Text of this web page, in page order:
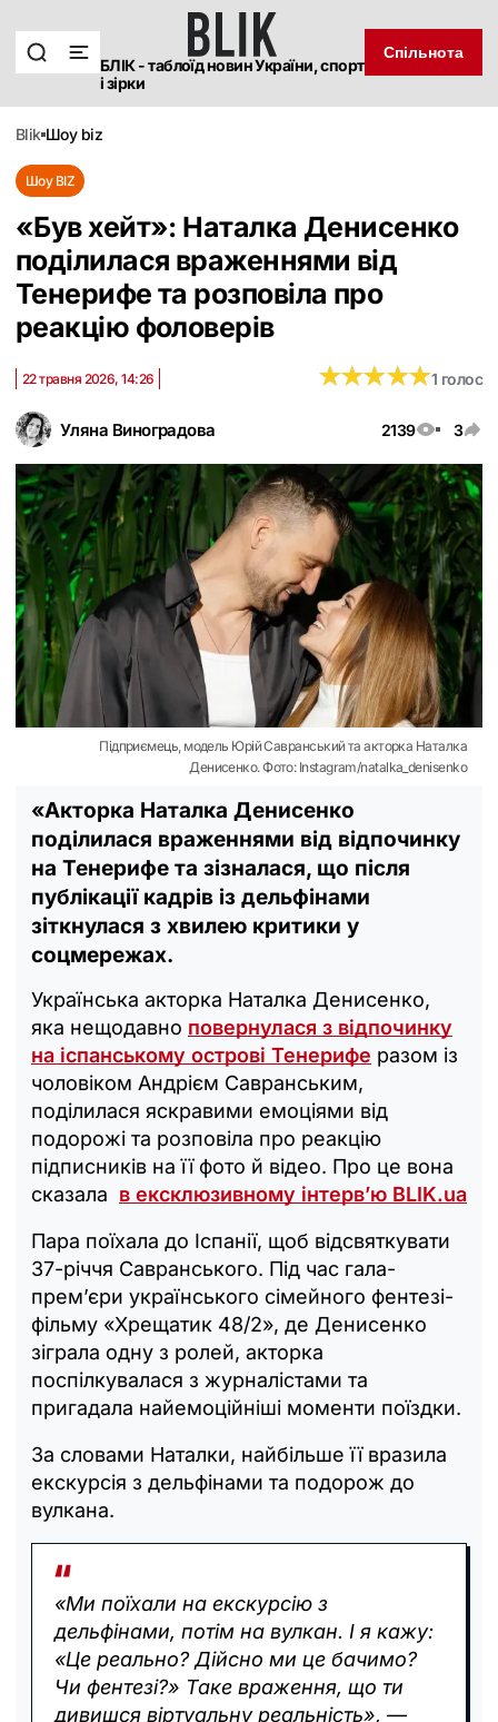
БЛІК - таблоїд новин України, спорт
і зірки
Спільнота
blik шоу biz
Шоу BIZ
«Був хейт»: Наталка Денисенко
поділилася враженнями від
Тенерифе та розповіла про
реакцію фоловерів
Уляна Виноградова 2139 3
22 травня 2026, 14:26 ★★★★★
★★★★★1 голос
Підприємець, модель Юрій Савранський та акторка Наталка
Денисенко. Фото: Instagram/natalka_denisenko
«Акторка Наталка Денисенко
поділилася враженнями від відпочинку
на Тенерифе та зізналася, що після
публікації кадрів із дельфінами
зіткнулася з хвилею критики у
соцмережах.
Українська акторка Наталка Денисенко,
яка нещодавно повернулася з відпочинку
на іспанському острові Тенерифе разом із
чоловіком Андрієм Савранським,
поділилася яскравими емоціями від
подорожі та розповіла про реакцію
підписників на її фото й відео. Про це вона
сказала в ексклюзивному інтерв’ю BLIK.ua
Пара поїхала до Іспанії, щоб відсвяткувати
37-річчя Савранського. Під час гала-
прем’єри українського сімейного фентезі-
фільму «Хрещатик 48/2», де Денисенко
зіграла одну з ролей, акторка
поспілкувалася з журналістами та
пригадала найемоційніші моменти поїздки.
За словами Наталки, найбільше її вразила
екскурсія з дельфінами та подорож до
вулкана.
«Ми поїхали на екскурсію з
дельфінами, потім на вулкан. І я кажу:
«Це реально? Дійсно ми це бачимо?
Чи фентезі?» Таке враження, що ти
дивишся віртуальну реальність», —